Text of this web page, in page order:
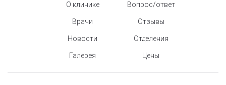
О клинике
Врачи
Новости
Галерея
Вопрос/ответ
Отзывы
Отделения
Цены